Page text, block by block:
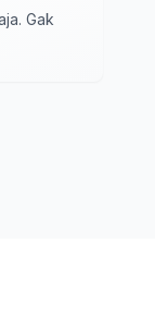
Gak